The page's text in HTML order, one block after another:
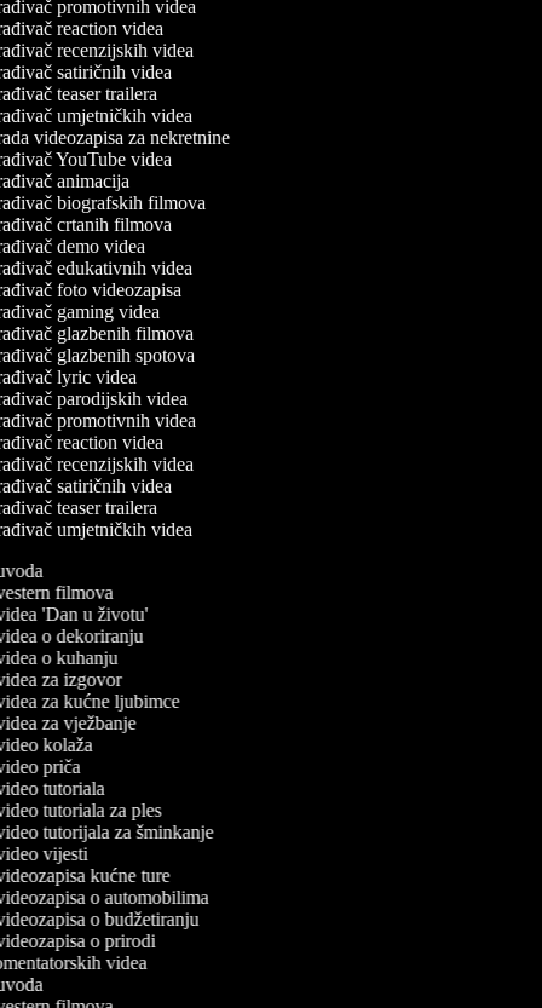
promotivnih videa
reaction videa
recenzijskih videa
satiričnih videa
teaser trailera
umjetničkih videa
videozapisa za nekretnine
YouTube videa
animacija
biografskih filmova
crtanih filmova
demo videa
edukativnih videa
foto videozapisa
gaming videa
glazbenih filmova
glazbenih spotova
lyric videa
parodijskih videa
promotivnih videa
reaction videa
recenzijskih videa
satiričnih videa
teaser trailera
umjetničkih videa
filmova
'Dan u životu'
o dekoriranju
o kuhanju
za izgovor
za kućne ljubimce
za vježbanje
kolaža
priča
tutoriala
tutoriala za ples
tutorijala za šminkanje
vijesti
kućne ture
o automobilima
o budžetiranju
o prirodi
videa